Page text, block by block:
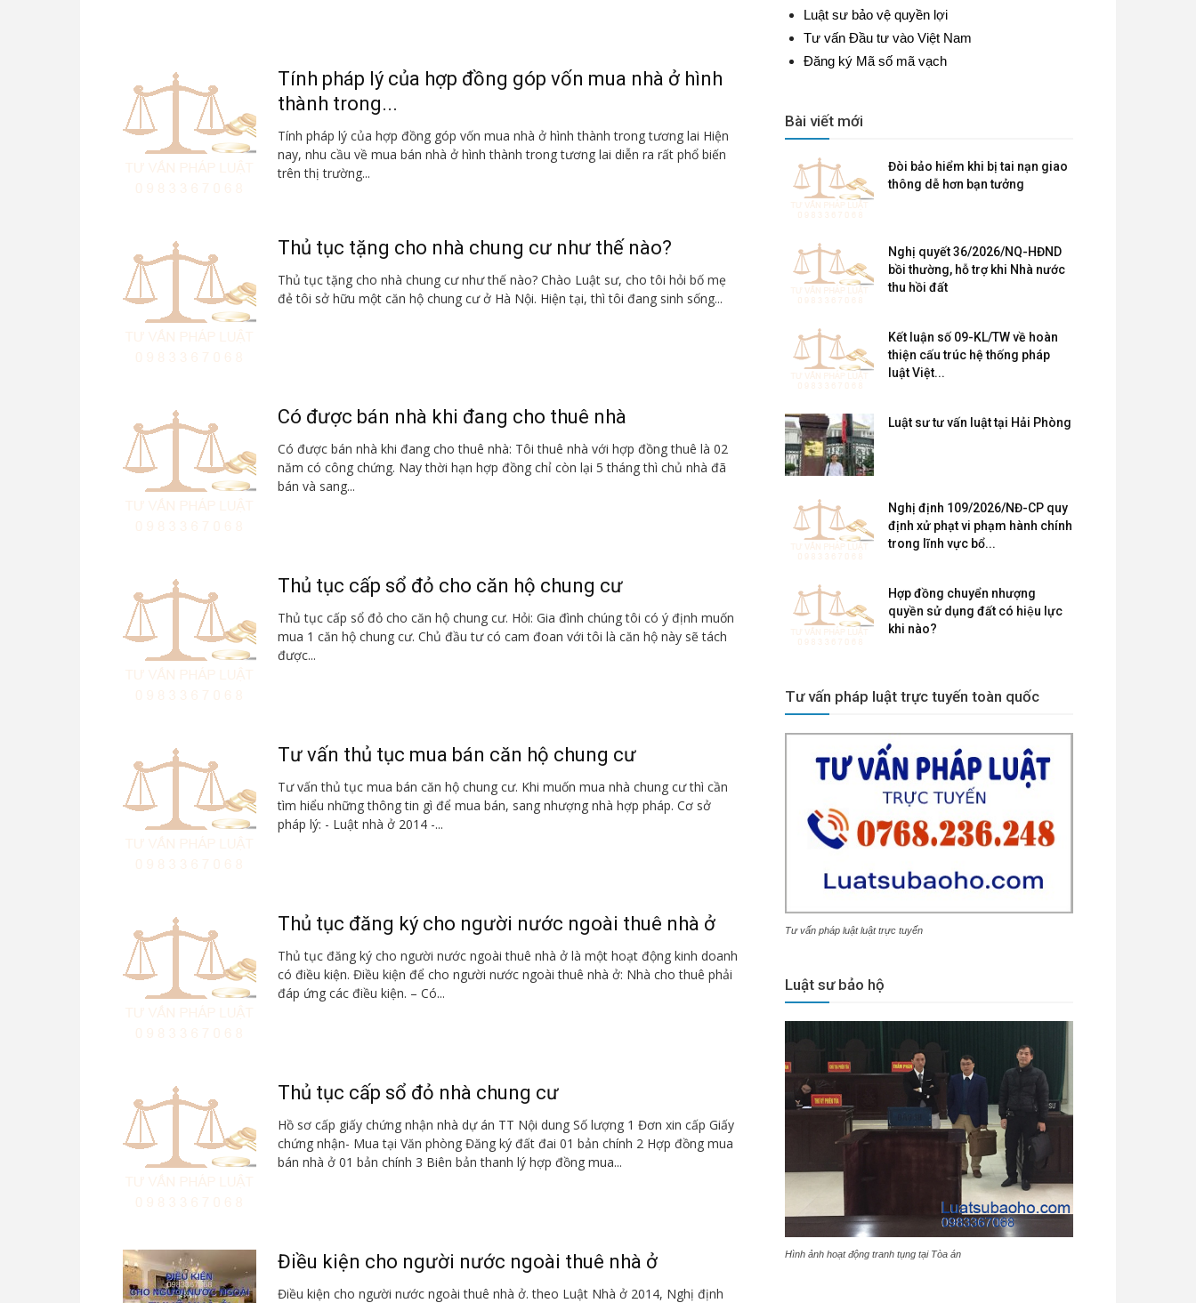
Tính pháp lý của hợp đồng góp vốn mua nhà ở hình
thành trong...
Tính pháp lý của hợp đồng góp vốn mua nhà ở hình thành trong tương lai Hiện
nay, nhu cầu về mua bán nhà ở hình thành trong tương lai diễn ra rất phổ biến
trên thị trường...
Thủ tục tặng cho nhà chung cư như thế nào?
Thủ tục tặng cho nhà chung cư như thế nào? Chào Luật sư, cho tôi hỏi bố mẹ
đẻ tôi sở hữu một căn hộ chung cư ở Hà Nội. Hiện tại, thì tôi đang sinh sống...
Có được bán nhà khi đang cho thuê nhà
Có được bán nhà khi đang cho thuê nhà: Tôi thuê nhà với hợp đồng thuê là 02
năm có công chứng. Nay thời hạn hợp đồng chỉ còn lại 5 tháng thì chủ nhà đã
bán và sang...
Thủ tục cấp sổ đỏ cho căn hộ chung cư
Thủ tục cấp sổ đỏ cho căn hộ chung cư. Hỏi: Gia đình chúng tôi có ý định muốn
mua 1 căn hộ chung cư. Chủ đầu tư có cam đoan với tôi là căn hộ này sẽ tách
được...
Tư vấn thủ tục mua bán căn hộ chung cư
Tư vấn thủ tục mua bán căn hộ chung cư. Khi muốn mua nhà chung cư thì cần
tìm hiểu những thông tin gì để mua bán, sang nhượng nhà hợp pháp. Cơ sở
pháp lý: - Luật nhà ở 2014 -...
Thủ tục đăng ký cho người nước ngoài thuê nhà ở
Thủ tục đăng ký cho người nước ngoài thuê nhà ở là một hoạt động kinh doanh
có điều kiện. Điều kiện để cho người nước ngoài thuê nhà ở: Nhà cho thuê phải
đáp ứng các điều kiện. – Có...
Thủ tục cấp sổ đỏ nhà chung cư
Hồ sơ cấp giấy chứng nhận nhà dự án TT Nội dung Số lượng 1 Đơn xin cấp Giấy
chứng nhận- Mua tại Văn phòng Đăng ký đất đai 01 bản chính 2 Hợp đồng mua
bán nhà ở 01 bản chính 3 Biên bản thanh lý hợp đồng mua...
Điều kiện cho người nước ngoài thuê nhà ở
Điều kiện cho người nước ngoài thuê nhà ở. theo Luật Nhà ở 2014, Nghị định
Luật sư bảo vệ quyền lợi
Tư vấn Đầu tư vào Việt Nam
Đăng ký Mã số mã vạch
Bài viết mới
Đòi bảo hiểm khi bị tai nạn giao
thông dễ hơn bạn tưởng
Nghị quyết 36/2026/NQ-HĐND
bồi thường, hỗ trợ khi Nhà nước
thu hồi đất
Kết luận số 09-KL/TW về hoàn
thiện cấu trúc hệ thống pháp
luật Việt...
Luật sư tư vấn luật tại Hải Phòng
Nghị định 109/2026/NĐ-CP quy
định xử phạt vi phạm hành chính
trong lĩnh vực bổ...
Hợp đồng chuyển nhượng
quyền sử dụng đất có hiệu lực
khi nào?
Tư vấn pháp luật trực tuyến toàn quốc
Tư vấn pháp luật luật trực tuyến
Luật sư bảo hộ
Hình ảnh hoạt động tranh tụng tại Tòa án